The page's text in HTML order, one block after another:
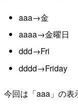
aaa→金
aaaa→金曜日
ddd→Fri
dddd→Friday
今回は「aaa」の表